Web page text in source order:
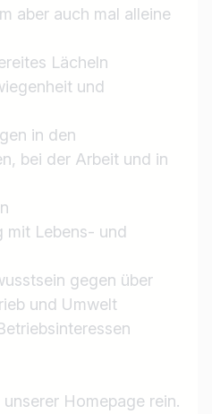
aber auch mal alleine
Lächeln
und
in den
bei der Arbeit und in
mit Lebens- und
gegen über
und Umwelt
Homepage rein.
Jobs finden